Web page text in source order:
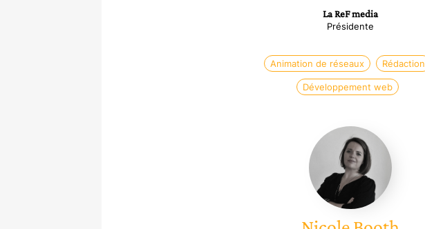
La ReF media
Présidente
Animation de réseaux Rédaction
Développement web
Nicole
Booth